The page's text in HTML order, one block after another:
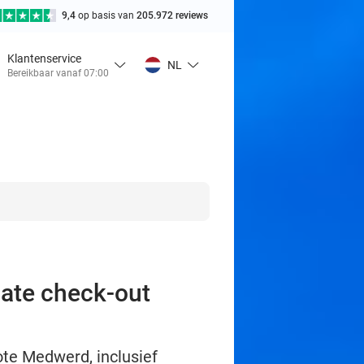
9,4 op basis van 205.972 reviews
Klantenservice
Bereikbaar vanaf 07:00
NL
check-out
Medwerd, inclusief